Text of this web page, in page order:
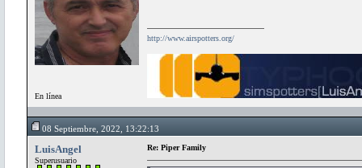
En línea
http://www.airspotters.org/
08 Septiembre, 2022, 13:22:13
LuisAngel
Superusuario
Re: Piper Family